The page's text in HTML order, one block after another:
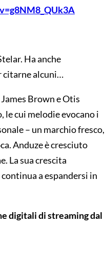
Ha anche
citarne alcuni…
Brown e Otis
le cui melodie evocano i
– un marchio fresco,
Anduze è cresciuto
La sua crescita
a espandersi in
digitali di streaming dal